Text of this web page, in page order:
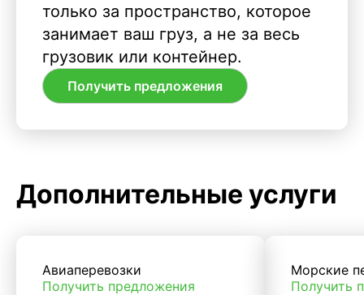
только за пространство, которое
занимает ваш груз, а не за весь
грузовик или контейнер.
Получить предложения
Дополнительные услуги
Авиаперевозки
Получить предложения
Морские
Получить